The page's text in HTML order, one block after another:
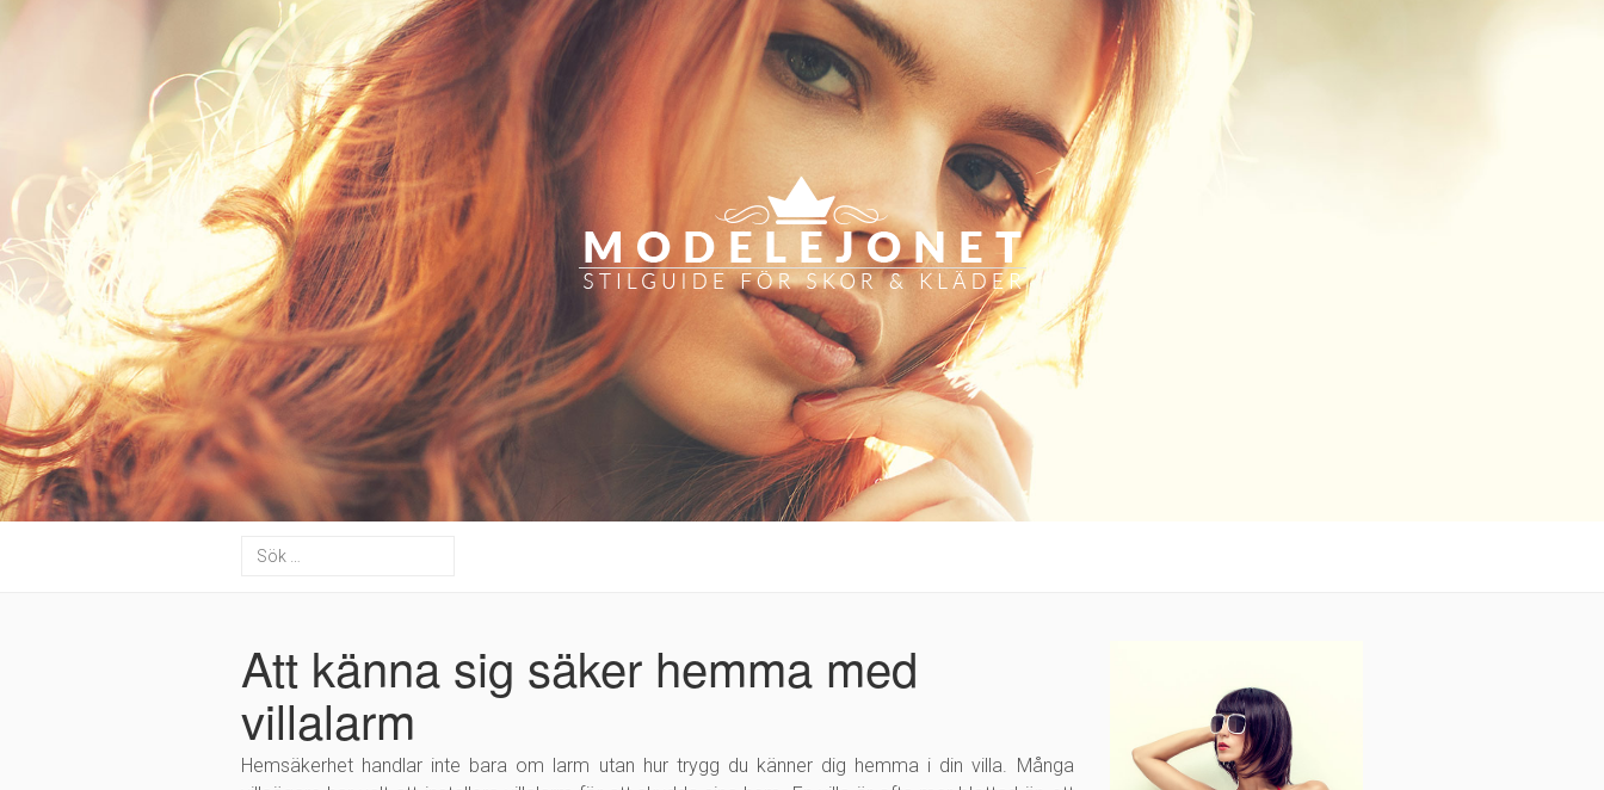
Att känna sig säker hemma med
villalarm
Hemsäkerhet handlar inte bara om larm utan hur trygg du känner dig hemma i din villa. Många